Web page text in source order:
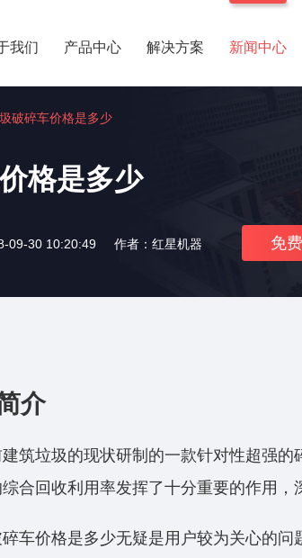
我们 产品中心 解决方案 新闻中心
破碎车价格是多少
格是多少
09-30 10:20:49 作者：红星机器 免
介
筑垃圾的现状研制的一款针对性超强的
合回收利用率发挥了十分重要的作用，
车价格是多少无疑是用户较为关心的问